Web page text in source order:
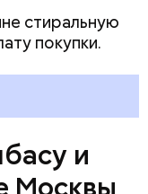
стиральную
покупки.
и